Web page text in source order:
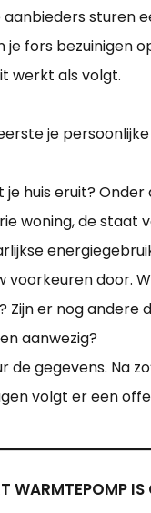
sturen
je fors bezuinigen
werkt als volgt.
je
je huis eruit?
woning, de staat
voorkeuren door.
Zijn er nog andere
aanwezig?
de gegevens. Na
volgt er een
WARMTEPOMP IS